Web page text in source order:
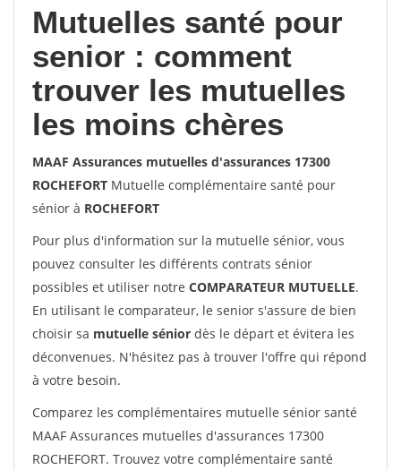
Mutuelles santé pour
senior : comment
trouver les mutuelles
les moins chères
MAAF Assurances mutuelles d'assurances 17300
ROCHEFORT Mutuelle complémentaire santé pour
sénior à ROCHEFORT
Pour plus d'information sur la mutuelle sénior, vous
pouvez consulter les différents contrats sénior
possibles et utiliser notre COMPARATEUR MUTUELLE.
En utilisant le comparateur, le senior s'assure de bien
choisir sa mutuelle sénior dès le départ et évitera les
déconvenues. N'hésitez pas à trouver l'offre qui répond
à votre besoin.
Comparez les complémentaires mutuelle sénior santé
MAAF Assurances mutuelles d'assurances 17300
ROCHEFORT. Trouvez votre complémentaire santé